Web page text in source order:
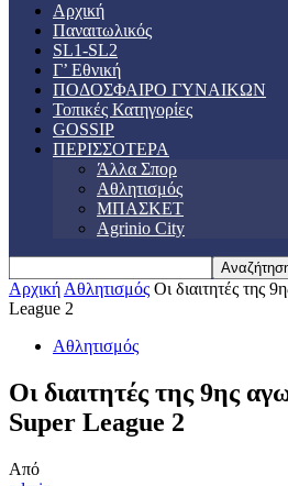
Αρχική
Παναιτωλικός
SL1-SL2
Γ’ Εθνική
ΠΟΔΟΣΦΑΙΡΟ ΓΥΝΑΙΚΩΝ
Τοπικές Κατηγορίες
GOSSIP
ΠΕΡΙΣΣΟΤΕΡΑ
Άλλα Σπορ
Αθλητισμός
ΜΠΑΣΚΕΤ
Agrinio City
Αρχική Αθλητισμός Οι διαιτητές της
League 2
Αθλητισμός
Οι διαιτητές της 9ης
Super League 2
Από